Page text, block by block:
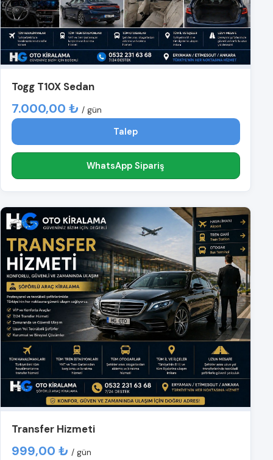
Togg T10X Sedan
7.000,00 ₺ / gün
Talep
WhatsApp Sipariş
Transfer Hizmeti
999,00 ₺ / gün